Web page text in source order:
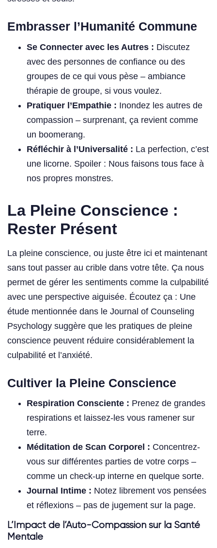
Embrasser l’Humanité Commune
Se Connecter avec les Autres : Discutez
avec des personnes de confiance ou des
groupes de ce qui vous pèse – ambiance
thérapie de groupe, si vous voulez.
Pratiquer l’Empathie : Inondez les autres de
compassion – surprenant, ça revient comme
un boomerang.
Réfléchir à l’Universalité : La perfection, c’est
une licorne. Spoiler : Nous faisons tous face à
nos propres monstres.
La Pleine Conscience :
Rester Présent
La pleine conscience, ou juste être ici et maintenant
sans tout passer au crible dans votre tête. Ça nous
permet de gérer les sentiments comme la culpabilité
avec une perspective aiguisée. Écoutez ça : Une
étude mentionnée dans le Journal of Counseling
Psychology suggère que les pratiques de pleine
conscience peuvent réduire considérablement la
culpabilité et l’anxiété.
Cultiver la Pleine Conscience
Respiration Consciente : Prenez de grandes
respirations et laissez-les vous ramener sur
terre.
Méditation de Scan Corporel : Concentrez-
vous sur différentes parties de votre corps –
comme un check-up interne en quelque sorte.
Journal Intime : Notez librement vos pensées
et réflexions – pas de jugement sur la page.
L’Impact de l’Auto-Compassion sur la Santé
Mentale